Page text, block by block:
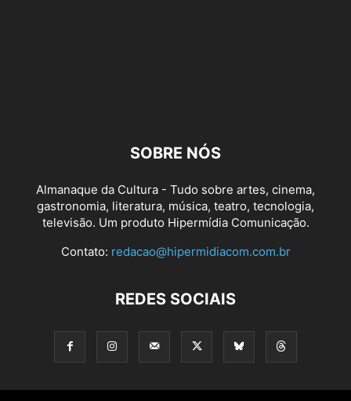
SOBRE NÓS
Almanaque da Cultura - Tudo sobre artes, cinema,
gastronomia, literatura, música, teatro, tecnologia,
televisão. Um produto Hipermídia Comunicação.
Contato: redacao@hipermidiacom.com.br
REDES SOCIAIS